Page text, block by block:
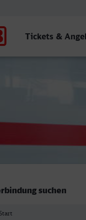
Tickets &
Hbf -
suchen
Start